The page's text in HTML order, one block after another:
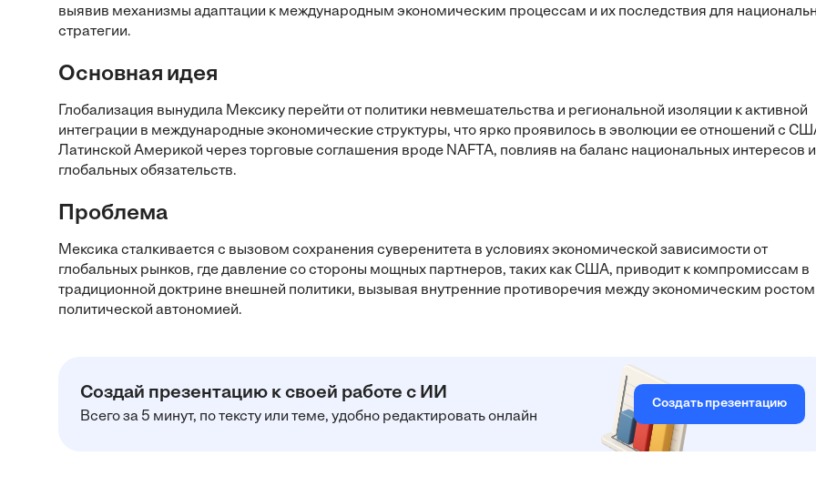
выявив механизмы адаптации к международным экономическим процессам и их последствия для
стратегии.
Основная идея
Глобализация вынудила Мексику перейти от политики невмешательства и региональной изоляции к активной
интеграции в международные экономические структуры, что ярко проявилось в эволюции ее отношений с
Латинской Америкой через торговые соглашения вроде NAFTA, повлияв на баланс национальных интересов и
глобальных обязательств.
Проблема
Мексика сталкивается с вызовом сохранения суверенитета в условиях экономической зависимости от
глобальных рынков, где давление со стороны мощных партнеров, таких как США, приводит к компромиссам в
традиционной доктрине внешней политики, вызывая внутренние противоречия между экономическим
политической автономией.
Создай презентацию к своей работе с ИИ
Всего за 5 минут, по тексту или теме, удобно редактировать онлайн
Создать презентацию